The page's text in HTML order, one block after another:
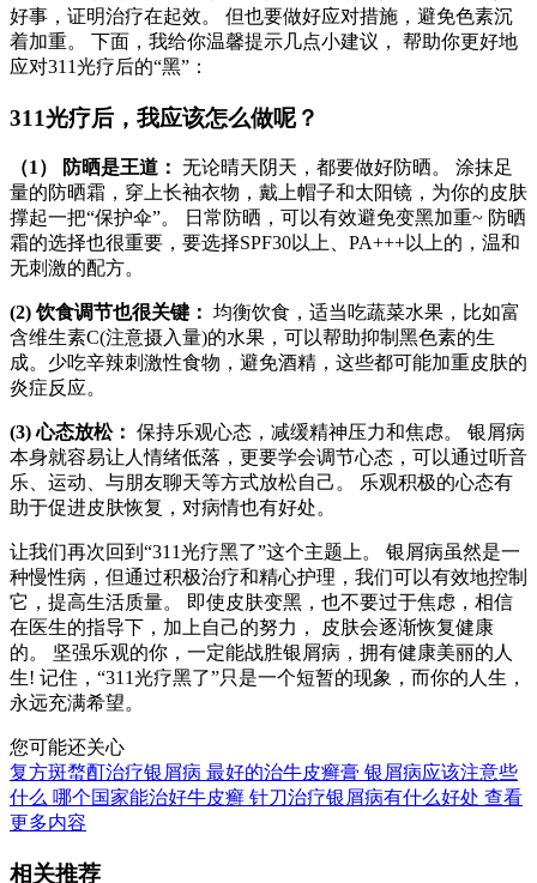
好事，证明治疗在起效。 但也要做好应对措施，避免色素沉
着加重。 下面，我给你温馨提示几点小建议， 帮助你更好地
应对311光疗后的“黑”：
311光疗后，我应该怎么做呢？
（1） 防晒是王道： 无论晴天阴天，都要做好防晒。 涂抹足
量的防晒霜，穿上长袖衣物，戴上帽子和太阳镜，为你的皮肤
撑起一把“保护伞”。 日常防晒，可以有效避免变黑加重~ 防晒
霜的选择也很重要，要选择SPF30以上、PA+++以上的，温和
无刺激的配方。
(2) 饮食调节也很关键： 均衡饮食，适当吃蔬菜水果，比如富
含维生素C(注意摄入量)的水果，可以帮助抑制黑色素的生
成。少吃辛辣刺激性食物，避免酒精，这些都可能加重皮肤的
炎症反应。
(3) 心态放松： 保持乐观心态，减缓精神压力和焦虑。 银屑病
本身就容易让人情绪低落，更要学会调节心态，可以通过听音
乐、运动、与朋友聊天等方式放松自己。 乐观积极的心态有
助于促进皮肤恢复，对病情也有好处。
让我们再次回到“311光疗黑了”这个主题上。 银屑病虽然是一
种慢性病，但通过积极治疗和精心护理，我们可以有效地控制
它，提高生活质量。 即使皮肤变黑，也不要过于焦虑，相信
在医生的指导下，加上自己的努力， 皮肤会逐渐恢复健康
的。 坚强乐观的你，一定能战胜银屑病，拥有健康美丽的人
生! 记住，“311光疗黑了”只是一个短暂的现象，而你的人生，
永远充满希望。
您可能还关心
复方斑蝥酊治疗银屑病 最好的治牛皮癣膏 银屑病应该注意些
什么 哪个国家能治好牛皮癣 针刀治疗银屑病有什么好处 查看
更多内容
相关推荐